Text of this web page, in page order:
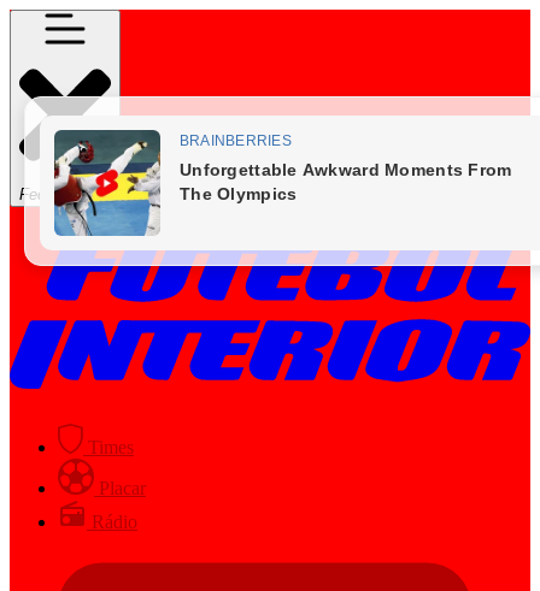
Fechar Menu
Times
Placar
Rádio